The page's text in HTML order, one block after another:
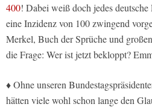
400! Dabei weiß doch jedes
eine Inzidenz von 100 zwingend
Merkel, Buch der Sprüche und
die Frage: Wer ist jetzt bekloppt?
♦ Ohne unseren
hätten viele wohl schon lange den